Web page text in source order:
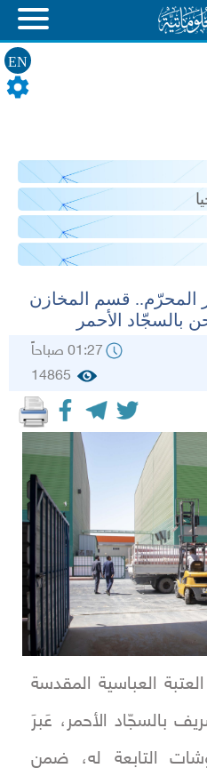
EN
قسم المخازن
بالسجّاد الأحمر
01:27 صباحاً
14865
العباسية المقدسة
بالسجّاد الأحمر، عَبرَ
التابعة له، ضمن